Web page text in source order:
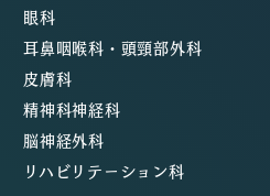
眼科
耳鼻咽喉科・頭頸部外科
皮膚科
精神科神経科
脳神経外科
リハビリテーション科